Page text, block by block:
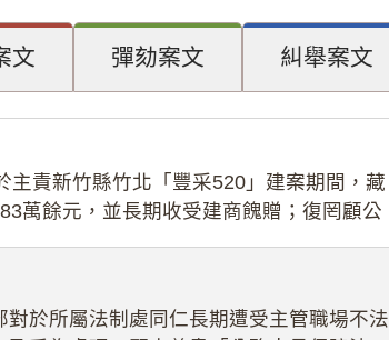
文 彈劾案文 糾舉案文
主責新竹縣竹北「豐采520」建案期間，藏
萬餘元，並長期收受建商餽贈；復罔顧公
於所屬法制處同仁長期遭受主管職場不法